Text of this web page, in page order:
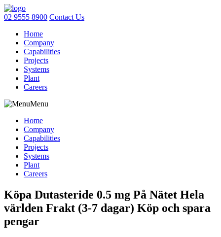
02 9555 8900 Contact Us
Home
Company
Capabilities
Projects
Systems
Plant
Careers
Menu
Home
Company
Capabilities
Projects
Systems
Plant
Careers
Köpa Dutasteride 0.5 mg På Nätet Hela
världen Frakt (3-7 dagar) Köp och spara
pengar